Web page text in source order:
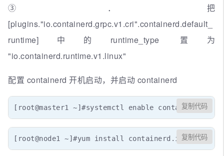
③．把
[plugins."io.containerd.grpc.v1.cri".containerd.default_
runtime]中的runtime_type 置为
"io.containerd.runtime.v1.linux"
配置 containerd 开机启动，并启动 containerd
[root@master1 ~]#systemctl enable containerd  --
复制代码
[root@node1 ~]#yum install containerd.io-1.6.6 -y
复制代码